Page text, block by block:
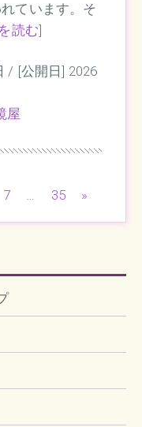
ています。そ
読む]
/ [公開日] 2026
屋
7 … 35 »